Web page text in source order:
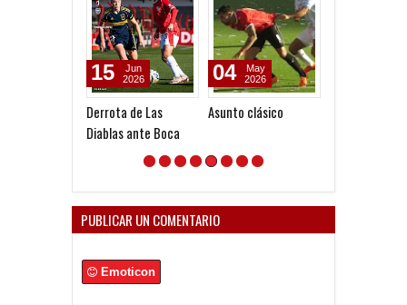
Derrota de Las
Diablas ante Boca
15
Jun
2026
Asunto clásico
04
May
2026
PUBLICAR UN COMENTARIO
Emoticon